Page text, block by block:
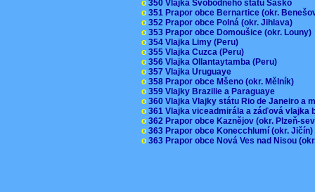
o 350 Vlajka Svobodného státu Sasko
o 351 Prapor obce Bernartice (okr.
o 352 Prapor obce Polná (okr. Jihlava)
o 353 Prapor obce Domoušice (okr. Louny)
o 354 Vlajka Limy (Peru)
o 355 Vlajka Cuzca (Peru)
o 356 Vlajka Ollantaytamba (Peru)
o 357 Vlajka Uruguaye
o 358 Prapor obce Mšeno (okr. Mělník)
o 359 Vlajky Brazilie a Paraguaye
o 360 Vlajka Vlajky státu Rio de Janeiro a
o 361 Vlajka viceadmirála a záďová
o 362 Prapor obce Kaznějov (okr. Plzeň-
o 363 Prapor obce Konecchlumí (okr.
o 363 Prapor obce Nová Ves nad Nisou